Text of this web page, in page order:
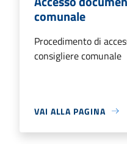
comunale
Procedimento di
consigliere comunale
VAI ALLA PAGINA